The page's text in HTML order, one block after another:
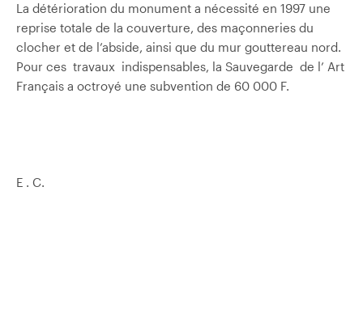
La détérioration du monument a nécessité en 1997 une
reprise totale de la couverture, des maçonneries du
clocher et de l’abside, ainsi que du mur gouttereau nord.
Pour ces travaux indispensables, la Sauvegarde de l’ Art
Français a octroyé une subvention de 60 000 F.
E . C.